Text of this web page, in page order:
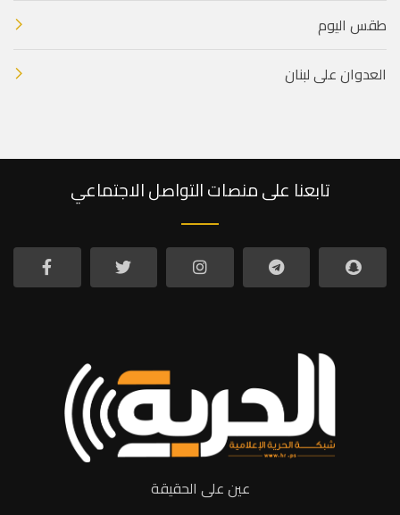
طقس اليوم
العدوان على لبنان
تابعنا على منصات التواصل الاجتماعي
عين على الحقيقة